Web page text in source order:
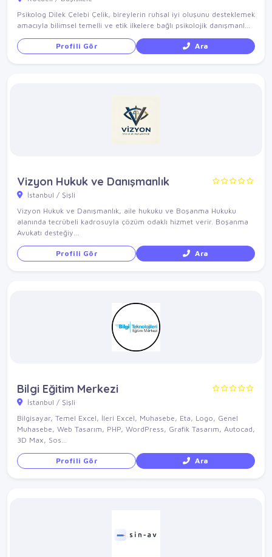
Psikolog Dilek Çelebi Çelik, bireylerin ruhsal iyi oluşunu desteklemek
amacıyla bilimsel temelli ve etik ilkelere bağlı psikolojik danışmanl...
Profili Gör Ara
Vizyon Hukuk ve Danışmanlık
İstanbul / Şişli
Vizyon Hukuk ve Danışmanlık, aile hukuku ve Boşanma Hukuku
alanında tecrübeli kadrosuyla çözüm odaklı hizmet verir. Boşanma
Avukatı desteğiy...
Profili Gör Ara
Bilgi Eğitim Merkezi
İstanbul / Şişli
Bilgisayar, Temel Excel, İleri Excel, Muhasebe, Eta, Logo, Genel
Muhasebe, Web Tasarım, PHP, WordPress, Grafik Tasarım, Autocad,
3D Max, Sos...
Profili Gör Ara